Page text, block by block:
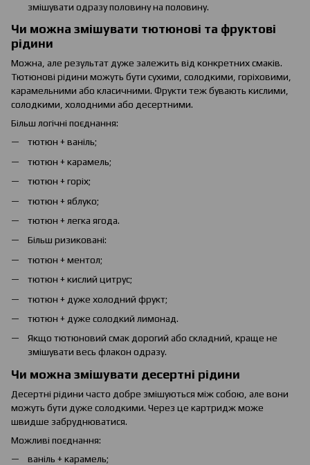
змішувати одразу половину на половину.
Чи можна змішувати тютюнові та фруктові
рідини
Можна, але результат дуже залежить від конкретних смаків.
Тютюнові рідини можуть бути сухими, солодкими, горіховими,
карамельними або класичними. Фрукти теж бувають кислими,
солодкими, холодними або десертними.
Більш логічні поєднання:
тютюн + ваніль;
тютюн + карамель;
тютюн + горіх;
тютюн + яблуко;
тютюн + легка ягода.
Більш ризиковані:
тютюн + ментол;
тютюн + кислий цитрус;
тютюн + дуже холодний фрукт;
тютюн + дуже солодкий лимонад.
Якщо тютюновий смак дорогий або складний, краще не
змішувати весь флакон одразу.
Чи можна змішувати десертні рідини
Десертні рідини часто добре змішуються між собою, але вони
можуть бути дуже солодкими. Через це картридж може
швидше забруднюватися.
Можливі поєднання:
ваніль + карамель;